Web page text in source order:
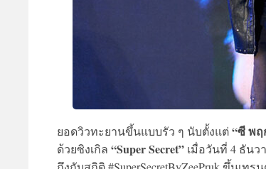
ยอดวิวทะยานขึ้นแบบรัว ๆ นับตั้งแต่“ซี พ
ด้วยซิงเกิล “Super Secret” เมื่อวันที่ 4 ธันว